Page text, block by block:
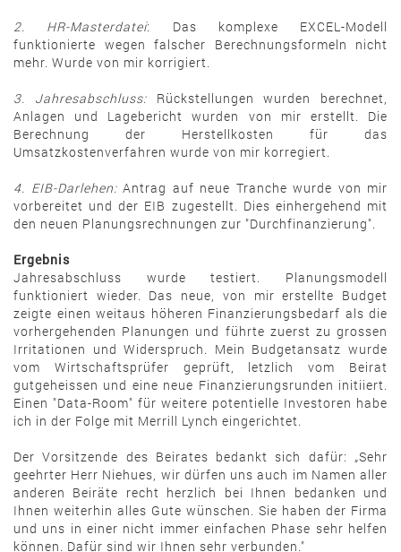
2. HR-Masterdatei: Das komplexe EXCEL-Modell
funktionierte wegen falscher Berechnungsformeln nicht
mehr. Wurde von mir korrigiert.
3. Jahresabschluss:Rückstellungen wurden berechnet,
Anlagen und Lagebericht wurden von mir erstellt. Die
Berechnung der Herstellkosten für das
Umsatzkostenverfahren wurde von mir korregiert.
4. EIB-Darlehen: Antrag auf neue Tranche wurde von mir
vorbereitet und der EIB zugestellt. Dies einhergehend mit
den neuen Planungsrechnungen zur "Durchfinanzierung".
Ergebnis
Jahresabschluss wurde testiert. Planungsmodell
funktioniert wieder. Das neue, von mir erstellte Budget
zeigte einen weitaus höheren Finanzierungsbedarf als die
vorhergehenden Planungen und führte zuerst zu grossen
Irritationen und Widerspruch. Mein Budgetansatz wurde
vom Wirtschaftsprüfer geprüft, letzlich vom Beirat
gutgeheissen und eine neue Finanzierungsrunden initiiert.
Einen "Data-Room" für weitere potentielle Investoren habe
ich in der Folge mit Merrill Lynch eingerichtet.
Der Vorsitzende des Beirates bedankt sich dafür: „Sehr
geehrter Herr Niehues, wir dürfen uns auch im Namen aller
anderen Beiräte recht herzlich bei Ihnen bedanken und
Ihnen weiterhin alles Gute wünschen. Sie haben der Firma
und uns in einer nicht immer einfachen Phase sehr helfen
können. Dafür sind wir Ihnen sehr verbunden."